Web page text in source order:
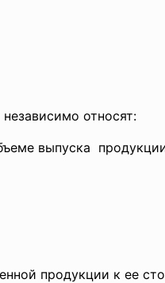
относят:
выпуска
продукции к ее